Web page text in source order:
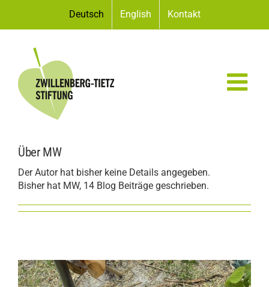
springen
Deutsch English Kontakt
Über MW
Der Autor hat bisher keine Details angegeben.
Bisher hat MW, 14 Blog Beiträge geschrieben.